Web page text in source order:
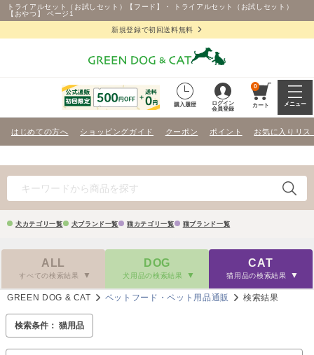
トライアルセット（お試しセット）【フード】・ トライアルセット（お試しセット）
【おやつ】 ページ1
新規登録で初回送料無料
購入履歴
ログイン
会員登録
0
カート メニュー
はじめての方へ ショッピングガイド クーポン ポイント お気に入りリス
犬カテゴリ一覧 犬ブランド一覧 猫カテゴリ一覧 猫ブランド一覧
ALL
すべての検索結果
DOG
犬用品の検索結果
CAT
猫用品の検索結果
GREEN DOG & CAT ペットフード・ペット用品通販 検索結果
検索条件： 猫用品